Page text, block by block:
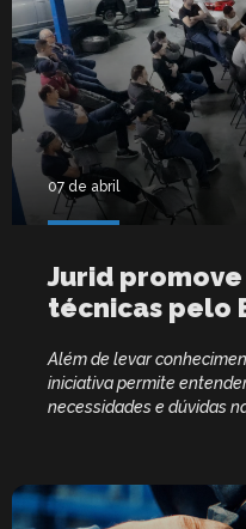
07 de abril
Jurid
técnicas pelo
Além de levar
iniciativa permite
necessidades e dúvidas